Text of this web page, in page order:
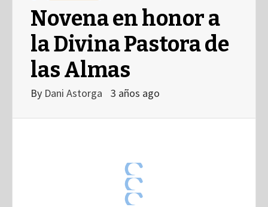
Novena en honor a
la Divina Pastora de
las Almas
By Dani Astorga 3 años ago